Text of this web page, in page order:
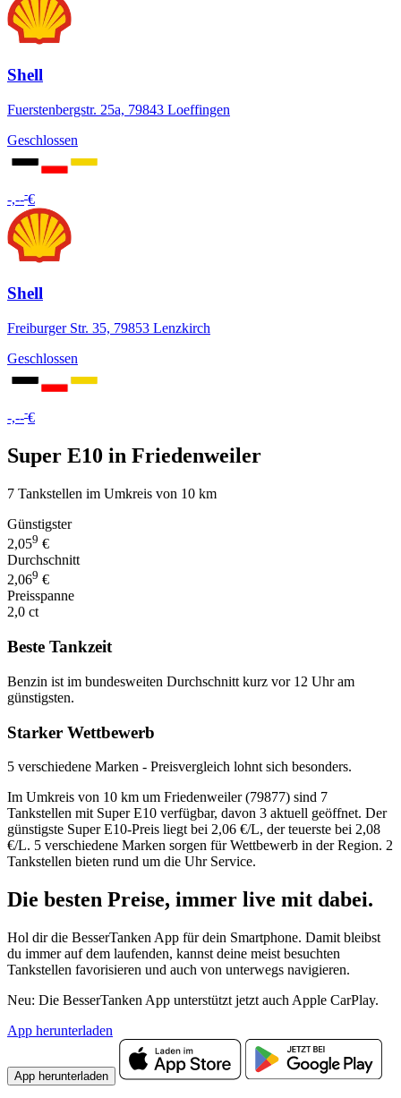
Shell
Fuerstenbergstr. 25a, 79843 Loeffingen
Geschlossen
-,---€
Shell
Freiburger Str. 35, 79853 Lenzkirch
Geschlossen
-,---€
Super E10 in Friedenweiler
7 Tankstellen im Umkreis von 10 km
Günstigster
2,059 €
Durchschnitt
2,069 €
Preisspanne
2,0 ct
Beste Tankzeit
Benzin ist im bundesweiten Durchschnitt kurz vor 12 Uhr am
günstigsten.
Starker Wettbewerb
5 verschiedene Marken - Preisvergleich lohnt sich besonders.
Im Umkreis von 10 km um Friedenweiler (79877) sind 7
Tankstellen mit Super E10 verfügbar, davon 3 aktuell geöffnet. Der
günstigste Super E10-Preis liegt bei 2,06 €/L, der teuerste bei 2,08
€/L. 5 verschiedene Marken sorgen für Wettbewerb in der Region. 2
Tankstellen bieten rund um die Uhr Service.
Die besten Preise, immer live mit dabei.
Hol dir die BesserTanken App für dein Smartphone. Damit bleibst
du immer auf dem laufenden, kannst deine meist besuchten
Tankstellen favorisieren und auch von unterwegs navigieren.
Neu: Die BesserTanken App unterstützt jetzt auch Apple CarPlay.
App herunterladen
App herunterladen